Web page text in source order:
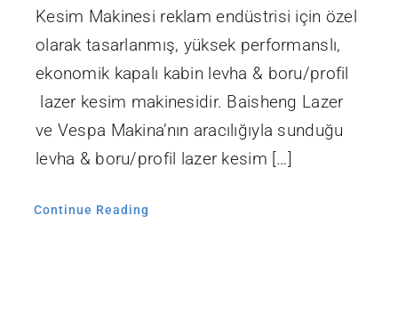
Kesim Makinesi reklam endüstrisi için özel
olarak tasarlanmış, yüksek performanslı,
ekonomik kapalı kabin levha & boru/profil
lazer kesim makinesidir. Baisheng Lazer
ve Vespa Makina’nın aracılığıyla sunduğu
levha & boru/profil lazer kesim […]
Continue Reading